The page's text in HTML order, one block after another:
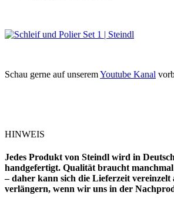
Schau gerne auf unseremYoutube Kanal
HINWEIS
Jedes Produkt von Steindl wird in
handgefertigt. Qualität braucht
– daher kann sich die Lieferzeit vereinzelt
verlängern, wenn wir uns in der